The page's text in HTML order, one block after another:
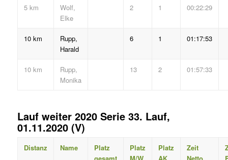
5 km
Wolf,
Elke
2 1 00:22:29
10 km
Rupp,
Harald
6 1 01:17:53
10 km
Rupp,
Monika
13 2 01:57:33
Lauf weiter 2020 Serie 33. Lauf,
01.11.2020 (V)
Distanz Name
Platz
Platz
Platz
Zeit